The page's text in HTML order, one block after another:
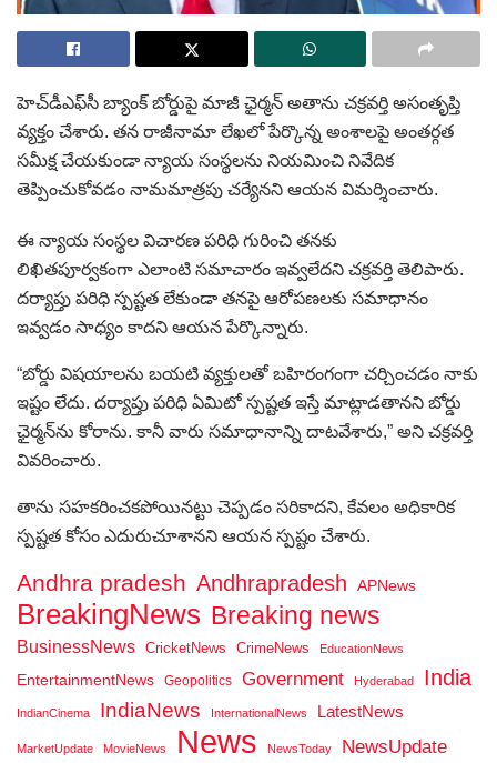
హెచ్‌డీఎఫ్‌సీ బ్యాంక్ బోర్డుపై మాజీ ఛైర్మన్ అతాను చక్రవర్తి అసంతృప్తి
వ్యక్తం చేశారు. తన రాజీనామా లేఖలో పేర్కొన్న అంశాలపై అంతర్గత
సమీక్ష చేయకుండా న్యాయ సంస్థలను నియమించి నివేదిక
తెప్పించుకోవడం నామమాత్రపు చర్యేనని ఆయన విమర్శించారు.
ఈ న్యాయ సంస్థల విచారణ పరిధి గురించి తనకు
లిఖితపూర్వకంగా ఎలాంటి సమాచారం ఇవ్వలేదని చక్రవర్తి తెలిపారు.
దర్యాప్తు పరిధి స్పష్టత లేకుండా తనపై ఆరోపణలకు సమాధానం
ఇవ్వడం సాధ్యం కాదని ఆయన పేర్కొన్నారు.
“బోర్డు విషయాలను బయటి వ్యక్తులతో బహిరంగంగా చర్చించడం నాకు
ఇష్టం లేదు. దర్యాప్తు పరిధి ఏమిటో స్పష్టత ఇస్తే మాట్లాడతానని బోర్డు
ఛైర్మన్‌ను కోరాను. కానీ వారు సమాధానాన్ని దాటవేశారు,” అని చక్రవర్తి
వివరించారు.
తాను సహకరించకపోయినట్టు చెప్పడం సరికాదని, కేవలం అధికారిక
స్పష్టత కోసం ఎదురుచూశానని ఆయన స్పష్టం చేశారు.
Andhra pradesh Andhrapradesh APNews
BreakingNews Breaking news
BusinessNews CricketNews CrimeNews EducationNews
EntertainmentNews Geopolitics Government Hyderabad India
IndianCinema IndiaNews InternationalNews LatestNews
MarketUpdate MovieNews News NewsToday NewsUpdate